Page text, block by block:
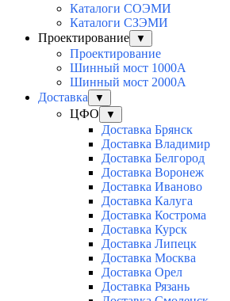
Каталоги СОЭМИ
Каталоги СЗЭМИ
Проектирование
▼
Проектирование
Шинный мост 1000А
Шинный мост 2000А
Доставка
▼
ЦФО ▼
Доставка Брянск
Доставка Владимир
Доставка Белгород
Доставка Воронеж
Доставка Иваново
Доставка Калуга
Доставка Кострома
Доставка Курск
Доставка Липецк
Доставка Москва
Доставка Орел
Доставка Рязань